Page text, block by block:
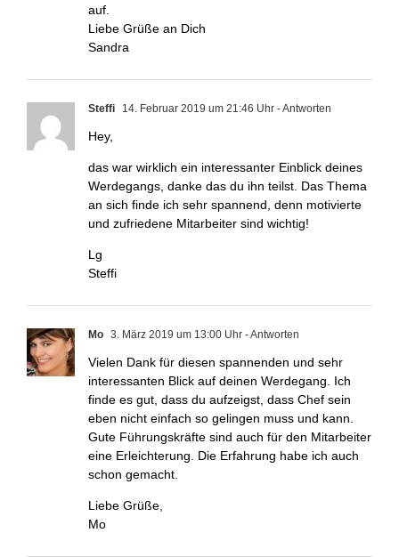
auf.
Liebe Grüße an Dich
Sandra
Steffi 14. Februar 2019 um 21:46 Uhr - Antworten
Hey,
das war wirklich ein interessanter Einblick deines
Werdegangs, danke das du ihn teilst. Das Thema
an sich finde ich sehr spannend, denn motivierte
und zufriedene Mitarbeiter sind wichtig!
Lg
Steffi
Mo 3. März 2019 um 13:00 Uhr - Antworten
Vielen Dank für diesen spannenden und sehr
interessanten Blick auf deinen Werdegang. Ich
finde es gut, dass du aufzeigst, dass Chef sein
eben nicht einfach so gelingen muss und kann.
Gute Führungskräfte sind auch für den Mitarbeiter
eine Erleichterung. Die Erfahrung habe ich auch
schon gemacht.
Liebe Grüße,
Mo